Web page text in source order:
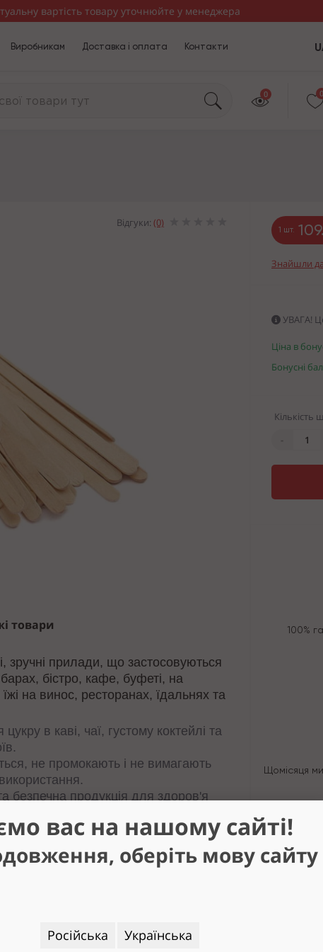
вартість товару уточнюйте у менеджера
Виробникам Доставка і оплата Контакти
0 0
Відгуки: (0)
товари
зручні прилади, що застосовуються
бістро, кафе, буфеті, на
на винос, ресторанах, їдальнях та
в каві, чаї, густому коктейлі та
не промокають і не вимагають
безпечна продукція для здоров'я
1 шт.
Знайшли
УВАГА!
Ціна в
Бонусні
Кількість
-
100%
Щомісяця
Платіть
вас на нашому сайті!
оберіть мову сайту
Російська Українська